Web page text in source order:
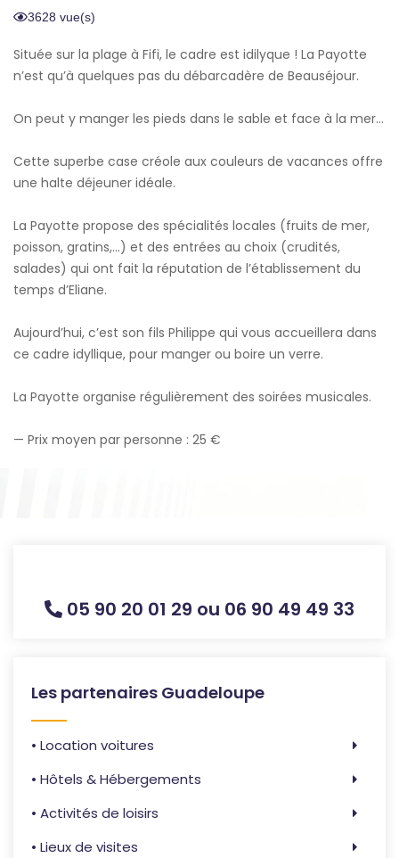
3628 vue(s)
Située sur la plage à Fifi, le cadre est idilyque ! La Payotte
n’est qu’à quelques pas du débarcadère de Beauséjour.
On peut y manger les pieds dans le sable et face à la mer…
Cette superbe case créole aux couleurs de vacances offre
une halte déjeuner idéale.
La Payotte propose des spécialités locales (fruits de mer,
poisson, gratins,…) et des entrées au choix (crudités,
salades) qui ont fait la réputation de l’établissement du
temps d’Eliane.
Aujourd’hui, c’est son fils Philippe qui vous accueillera dans
ce cadre idyllique, pour manger ou boire un verre.
La Payotte organise régulièrement des soirées musicales.
— Prix moyen par personne : 25 €
05 90 20 01 29 ou 06 90 49 49 33
Les partenaires Guadeloupe
• Location voitures
• Hôtels & Hébergements
• Activités de loisirs
• Lieux de visites